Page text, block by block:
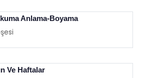
Anlama-Boyama
Ve Haftalar